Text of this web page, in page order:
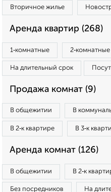
Вторичное жилье
Аренда квартир (268)
1‑комнатные 2‑комнатные
На длительный срок
Продажа комнат (9)
В общежитии В
В 2‑к квартире В 3‑к
Аренда комнат (126)
В общежитии В 2‑к
Без посредников На